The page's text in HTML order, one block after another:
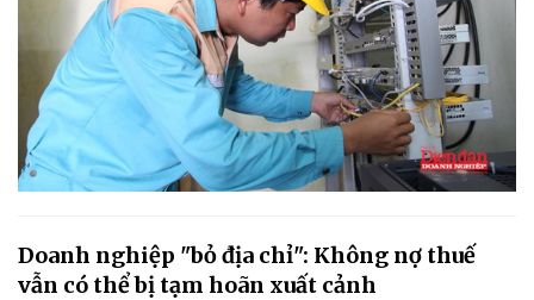
Doanh nghiệp "bỏ địa chỉ": Không nợ thuế
vẫn có thể bị tạm hoãn xuất cảnh